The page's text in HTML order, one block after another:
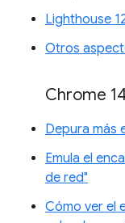
Lighthouse
Otros
Chrome
Depura más
Emula el
de red"
Cómo ver el